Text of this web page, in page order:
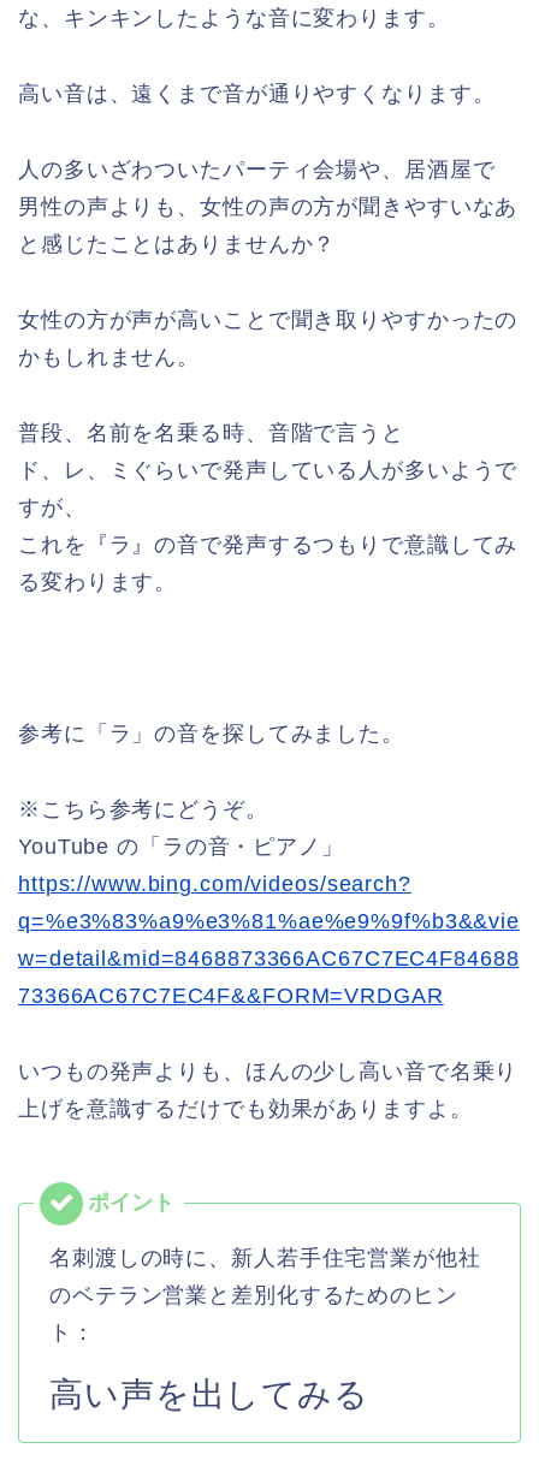
な、キンキンしたような音に変わります。
高い音は、遠くまで音が通りやすくなります。
人の多いざわついたパーティ会場や、居酒屋で
男性の声よりも、女性の声の方が聞きやすいなあ
と感じたことはありませんか？
女性の方が声が高いことで聞き取りやすかったの
かもしれません。
普段、名前を名乗る時、音階で言うと
ド、レ、ミぐらいで発声している人が多いようで
すが、
これを『ラ』の音で発声するつもりで意識してみ
る変わります。
参考に「ラ」の音を探してみました。
※こちら参考にどうぞ。
YouTube の「ラの音・ピアノ」
https://www.bing.com/videos/search?
q=%e3%83%a9%e3%81%ae%e9%9f%b3&&vie
w=detail&mid=8468873366AC67C7EC4F84688
73366AC67C7EC4F&&FORM=VRDGAR
いつもの発声よりも、ほんの少し高い音で名乗り
上げを意識するだけでも効果がありますよ。
名刺渡しの時に、新人若手住宅営業が他社
のベテラン営業と差別化するためのヒン
ト：
高い声を出してみる